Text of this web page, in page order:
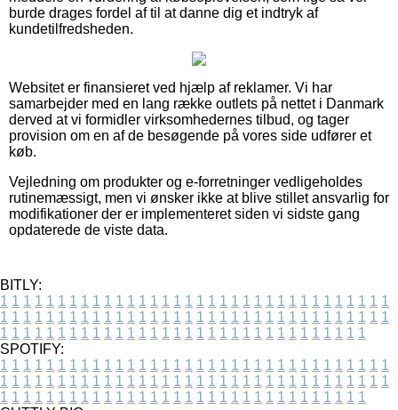
burde drages fordel af til at danne dig et indtryk af
kundetilfredsheden.
Websitet er finansieret ved hjælp af reklamer. Vi har
samarbejder med en lang række outlets på nettet i Danmark
derved at vi formidler virksomhedernes tilbud, og tager
provision om en af de besøgende på vores side udfører et
køb.
Vejledning om produkter og e-forretninger vedligeholdes
rutinemæssigt, men vi ønsker ikke at blive stillet ansvarlig for
modifikationer der er implementeret siden vi sidste gang
opdaterede de viste data.
BITLY:
1 1 1 1 1 1 1 1 1 1 1 1 1 1 1 1 1 1 1 1 1 1 1 1 1 1 1 1 1 1 1 1 1 1
1 1 1 1 1 1 1 1 1 1 1 1 1 1 1 1 1 1 1 1 1 1 1 1 1 1 1 1 1 1 1 1 1 1
1 1 1 1 1 1 1 1 1 1 1 1 1 1 1 1 1 1 1 1 1 1 1 1 1 1 1 1 1 1 1 1
SPOTIFY:
1 1 1 1 1 1 1 1 1 1 1 1 1 1 1 1 1 1 1 1 1 1 1 1 1 1 1 1 1 1 1 1 1 1
1 1 1 1 1 1 1 1 1 1 1 1 1 1 1 1 1 1 1 1 1 1 1 1 1 1 1 1 1 1 1 1 1 1
1 1 1 1 1 1 1 1 1 1 1 1 1 1 1 1 1 1 1 1 1 1 1 1 1 1 1 1 1 1 1 1